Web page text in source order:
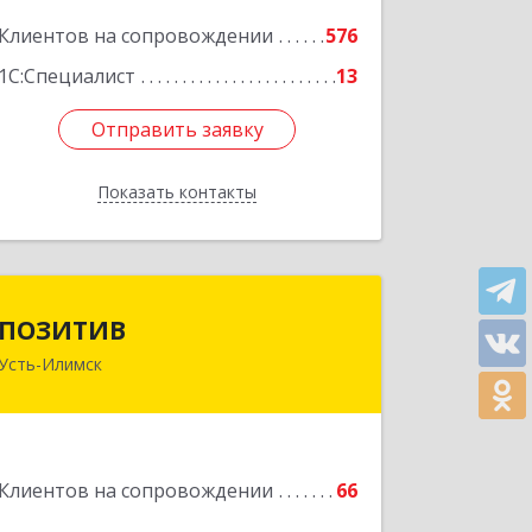
Клиентов на сопровождении
576
1С:Специалист
13
Отправить заявку
Показать контакты
Подробнее
Отправить заявку
Назад
ПОЗИТИВ
Илимск
Клиентов на сопровождении 66
666679, Иркутская обл, Усть-Илимск г,
Подробнее